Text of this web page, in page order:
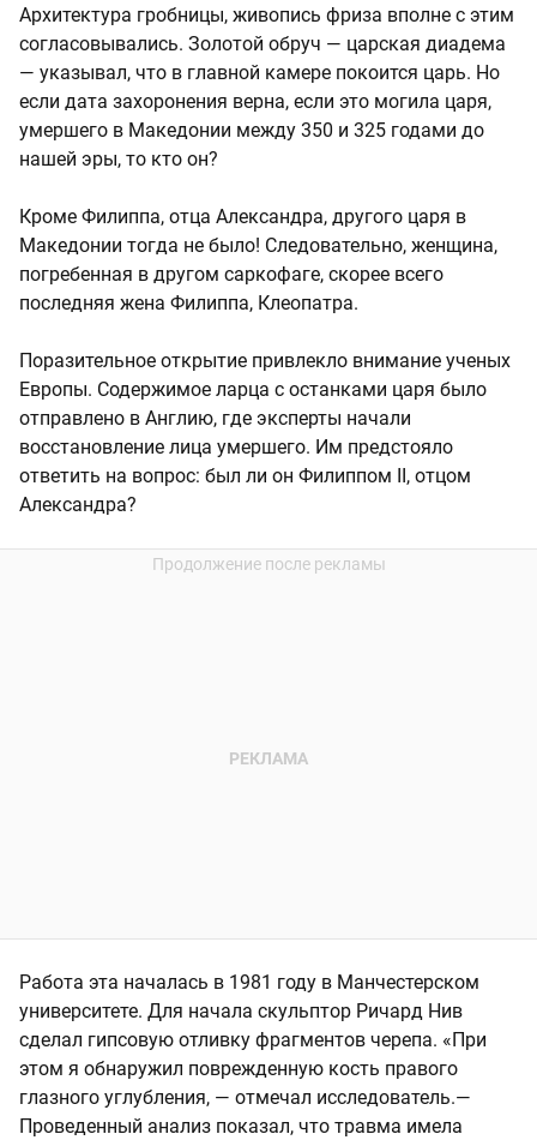
Архитектура гробницы, живопись фриза вполне с этим
согласовывались. Золотой обруч — царская диадема
— указывал, что в главной камере покоится царь. Но
если дата захоронения верна, если это могила царя,
умершего в Македонии между 350 и 325 годами до
нашей эры, то кто он?
Кроме Филиппа, отца Александра, другого царя в
Македонии тогда не было! Следовательно, женщина,
погребенная в другом саркофаге, скорее всего
последняя жена Филиппа, Клеопатра.
Поразительное открытие привлекло внимание ученых
Европы. Содержимое ларца с останками царя было
отправлено в Англию, где эксперты начали
восстановление лица умершего. Им предстояло
ответить на вопрос: был ли он Филиппом II, отцом
Александра?
Работа эта началась в 1981 году в Манчестерском
университете. Для начала скульптор Ричард Нив
сделал гипсовую отливку фрагментов черепа. «При
этом я обнаружил поврежденную кость правого
глазного углубления, — отмечал исследователь.—
Проведенный анализ показал, что травма имела